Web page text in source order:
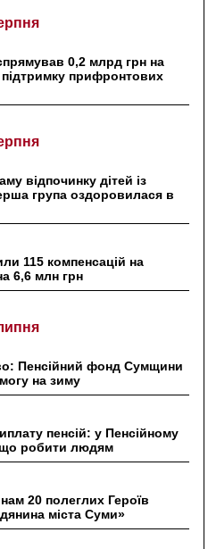
0,2 млрд грн на
підтримку прифронтових
відпочинку дітей із
група оздоровилася в
115 компенсацій на
6,6 млн грн
Пенсійний фонд Сумщини
на зиму
пенсій: у Пенсійному
робити людям
20 полеглих Героїв
міста Суми»